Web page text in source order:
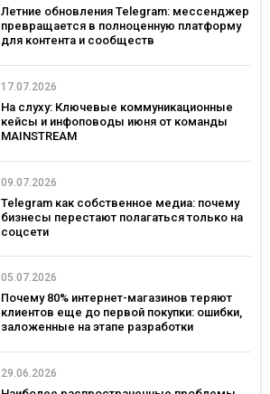
Летние обновления Telegram: мессенджер
превращается в полноценную платформу
для контента и сообществ
17.07.2026
На слуху: Ключевые коммуникационные
кейсы и инфоповоды июня от команды
MAINSTREAM
09.07.2026
Telegram как собственное медиа: почему
бизнесы перестают полагаться только на
соцсети
05.07.2026
Почему 80% интернет-магазинов теряют
клиентов еще до первой покупки: ошибки,
заложенные на этапе разработки
29.06.2026